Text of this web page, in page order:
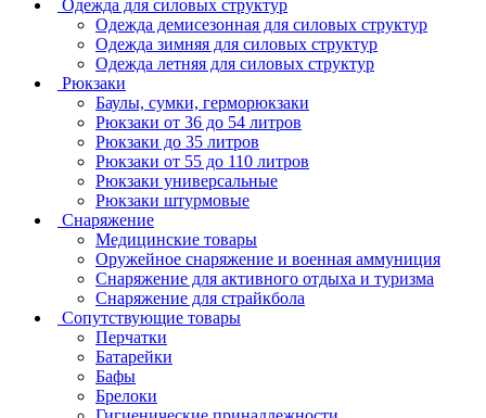
Одежда для силовых структур
Одежда демисезонная для силовых структур
Одежда зимняя для силовых структур
Одежда летняя для силовых структур
Рюкзаки
Баулы, сумки, герморюкзаки
Рюкзаки от 36 до 54 литров
Рюкзаки до 35 литров
Рюкзаки от 55 до 110 литров
Рюкзаки универсальные
Рюкзаки штурмовые
Снаряжение
Медицинские товары
Оружейное снаряжение и военная аммуниция
Снаряжение для активного отдыха и туризма
Снаряжение для страйкбола
Сопутствующие товары
Перчатки
Батарейки
Бафы
Брелоки